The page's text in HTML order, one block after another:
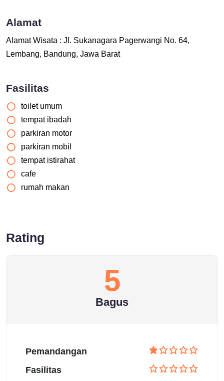
Alamat
Alamat Wisata : Jl. Sukanagara Pagerwangi No. 64,
Lembang, Bandung, Jawa Barat
Fasilitas
toilet umum
tempat ibadah
parkiran motor
parkiran mobil
tempat istirahat
cafe
rumah makan
Rating
5
Bagus
Pemandangan
Fasilitas